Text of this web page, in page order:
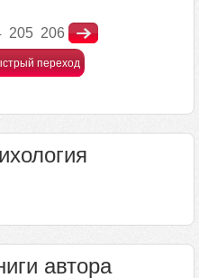
205 206
переход
автора